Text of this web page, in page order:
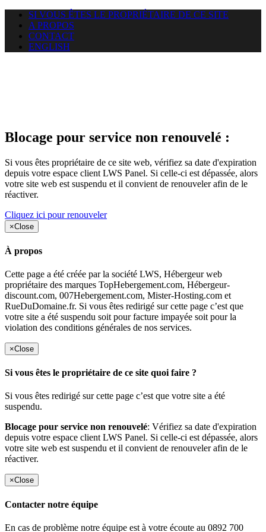
SI VOUS ÊTES LE PROPRIÉTAIRE DE CE SITE
A PROPOS
CONTACT
ENGLISH
Blocage pour service non renouvelé :
Si vous êtes propriétaire de ce site web, vérifiez sa date d'expiration
depuis votre espace client LWS Panel. Si celle-ci est dépassée, alors
votre site web est suspendu et il convient de renouveler afin de le
réactiver.
Cliquez ici pour renouveler
×Close
À propos
Cette page a été créée par la société LWS, Hébergeur web
propriétaire des marques TopHebergement.com, Hébergeur-
discount.com, 007Hebergement.com, Mister-Hosting.com et
RueDuDomaine.fr. Si vous êtes redirigé sur cette page c’est que
votre site a été suspendu soit pour facture impayée soit pour la
violation des conditions générales de nos services.
×Close
Si vous êtes le propriétaire de ce site quoi faire ?
Si vous êtes redirigé sur cette page c’est que votre site a été
suspendu.
Blocage pour service non renouvelé: Vérifiez sa date d'expiration
depuis votre espace client LWS Panel. Si celle-ci est dépassée, alors
votre site web est suspendu et il convient de renouveler afin de le
réactiver.
×Close
Contacter notre équipe
En cas de problème notre équipe est à votre écoute au 0892 700